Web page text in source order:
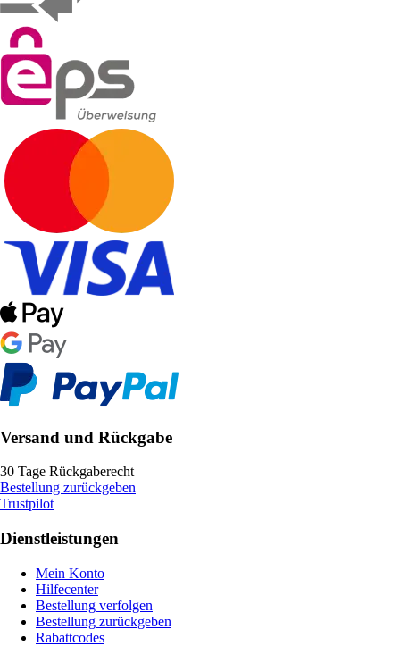
Versand und Rückgabe
30 Tage Rückgaberecht
Bestellung zurückgeben
Trustpilot
Dienstleistungen
Mein Konto
Hilfecenter
Bestellung verfolgen
Bestellung zurückgeben
Rabattcodes